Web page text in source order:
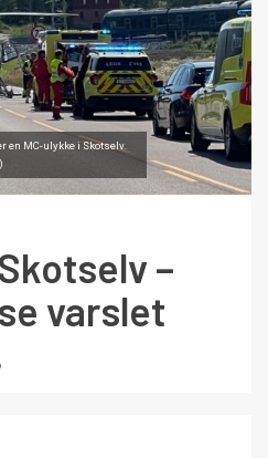
en MC-ulykke i Skotselv.
–
varslet